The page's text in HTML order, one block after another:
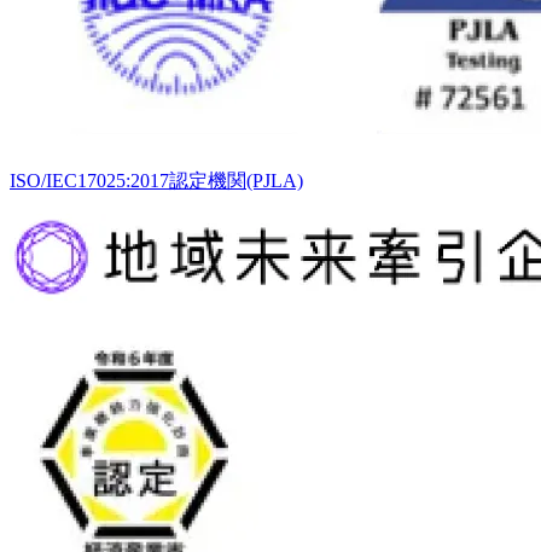
ISO/IEC17025:2017認定機関(PJLA)